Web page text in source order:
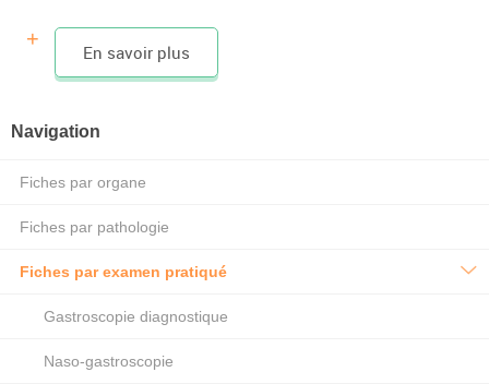
En savoir plus
spécifique de l’activité microsomiale du foie. Elle reflète la
liée à la gravité d’une atteinte hépatique quelqu’en soit sa
hépatopathie.
Ses principales indications sont la cirrhose, l’éthylisme et
témoin de la réserve fonctionnelle, mais également de la
Navigation
Fiches par organe
Fiches par pathologie
Fiches par examen pratiqué
Gastroscopie diagnostique
Naso-gastroscopie